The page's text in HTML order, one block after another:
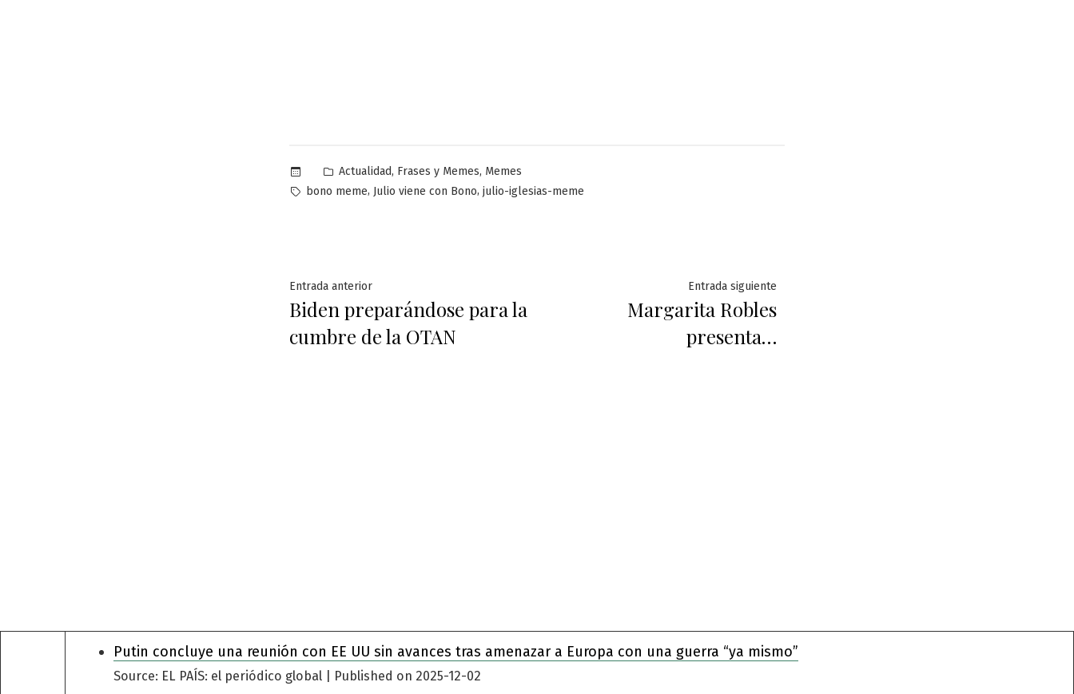
Publicado
en
Actualidad, Frases y Memes, Memes
Etiquetas:
bono meme, Julio viene con Bono, julio-iglesias-meme
Navegación
de
entradas
Entrada anteriorEntrada
anterior:
Biden preparándose para la
cumbre de la OTAN
Entrada siguiente
Margarita Robles
presenta…
Putin concluye una reunión con EE UU sin avances tras amenazar a Europa con una guerra “ya mismo”
Source: EL PAÍS: el periódico global Published on 2025-12-02